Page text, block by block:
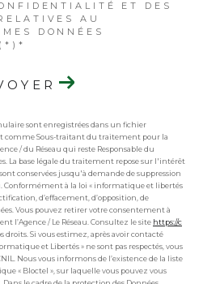
ET DES
AU
DONNÉES
(*)*
sont enregistrées dans un fichier
comme Sous-traitant du traitement pour la
/ du Réseau qui reste Responsable du
La base légale du traitement repose sur l'intérêt
conservées jusqu'à demande de suppression
Conformément à la loi « informatique et libertés
d’effacement, d’opposition, de
Vous pouvez retirer votre consentement à
/ Le Réseau. Consultez le site https://c
droits. Si vous estimez, après avoir contacté
et Libertés » ne sont pas respectés, vous
Nous vous informons de l’existence de la liste
« Bloctel », sur laquelle vous pouvez vous